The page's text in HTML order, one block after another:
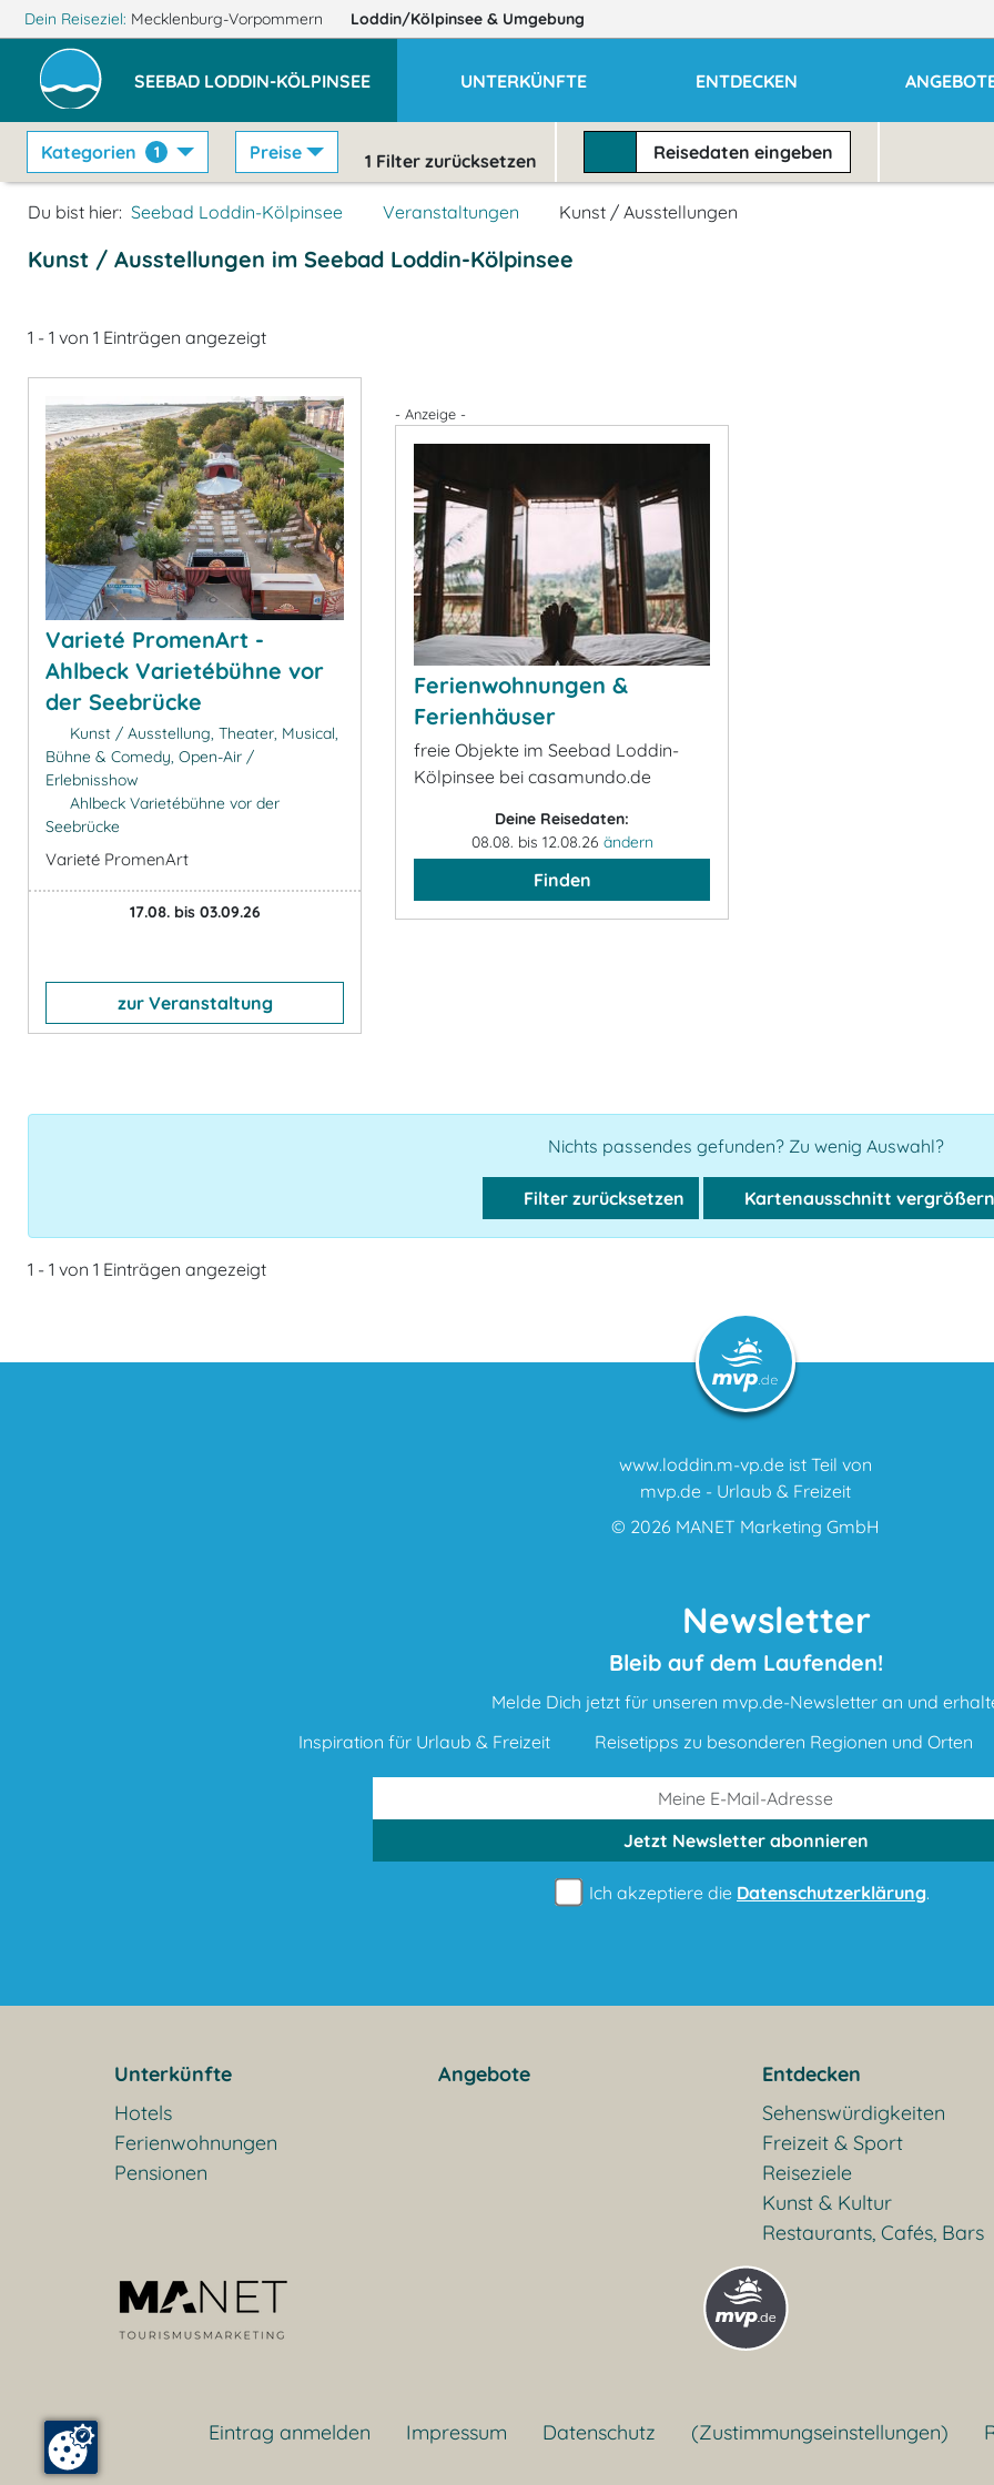
Dein Reiseziel: Mecklenburg-Vorpommern Loddin/Kölpinsee & Umgebung
SEEBAD LODDIN-KÖLPINSEE UNTERKÜNFTE ENTDECKEN
Kategorien 1 Preise 1 Filter zurücksetzen Reisedateneingeben
Du bist hier: Seebad Loddin-Kölpinsee Veranstaltungen Kunst / Ausstellungen
Kunst / Ausstellungen im Seebad Loddin-Kölpinsee
1 - 1 von 1 Einträgen angezeigt
Varieté PromenArt -
Ahlbeck Varietébühne vor
der Seebrücke
Kunst / Ausstellung, Theater, Musical,
Bühne & Comedy, Open-Air /
Erlebnisshow
Ahlbeck Varietébühne vor der
Seebrücke
Varieté PromenArt
17.08. bis 03.09.26
zur Veranstaltung
- Anzeige -
Ferienwohnungen &
Ferienhäuser
freie Objekte im Seebad Loddin-
Kölpinsee bei casamundo.de
Deine Reisedaten:
08.08. bis 12.08.26 ändern
Finden
Nichts passendes gefunden? Zu wenig Auswahl?
Filter zurücksetzen Kartenausschnitt vergrößern
1 - 1 von 1 Einträgen angezeigt
www.loddin.m-vp.de ist Teil von
mvp.de - Urlaub & Freizeit
© 2026 MANET Marketing GmbH
Newsletter
Bleib auf dem Laufenden!
Melde Dich jetzt für unseren mvp.de-Newsletter an und
Inspiration für Urlaub & Freizeit
Reisetipps zu besonderen Regionen und Orten
Jetzt Newsletterabonnieren
Ich akzeptiere die Datenschutzerklärung.
Unterkünfte
Hotels
Ferienwohnungen
Pensionen
Angebote
Entdecken
Sehenswürdigkeiten
Freizeit & Sport
Reiseziele
Kunst & Kultur
Restaurants, Cafés, Bars
Eintrag anmelden Impressum Datenschutz (Zustimmungseinstellungen)